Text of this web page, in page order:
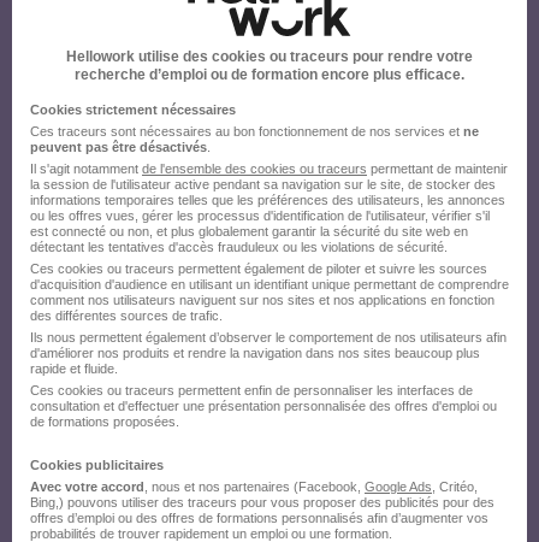
Hellowork utilise des cookies ou traceurs pour rendre votre
recherche d’emploi ou de formation encore plus efficace.
Cookies strictement nécessaires
Ces traceurs sont nécessaires au bon fonctionnement de nos services et ne
peuvent pas être désactivés
Il s'agit notamment de l'ensemble des cookies ou traceurs permettant de maintenir
la session de l'utilisateur active pendant sa navigation sur le site, de stocker des
informations temporaires telles que les préférences des utilisateurs, les annonces
ou les offres vues, gérer les processus d'identification de l'utilisateur, vérifier s'il
est connecté ou non, et plus globalement garantir la sécurité du site web en
détectant les tentatives d'accès frauduleux ou les violations de sécurité.
Ces cookies ou traceurs permettent également de piloter et suivre les sources
d'acquisition d'audience en utilisant un identifiant unique permettant de comprendre
comment nos utilisateurs naviguent sur nos sites et nos applications en fonction
des différentes sources de trafic.
Ils nous permettent également d’observer le comportement de nos utilisateurs afin
d'améliorer nos produits et rendre la navigation dans nos sites beaucoup plus
rapide et fluide.
Ces cookies ou traceurs permettent enfin de personnaliser les interfaces de
consultation et d'effectuer une présentation personnalisée des offres d'emploi ou
de formations proposées.
Cookies publicitaires
Avec votre accord , nous et nos partenaires (Facebook, Google Ads , Critéo,
Bing,) pouvons utiliser des traceurs pour vous proposer des publicités pour des
offres d’emploi ou des offres de formations personnalisés afin d’augmenter vos
probabilités de trouver rapidement un emploi ou une formation.